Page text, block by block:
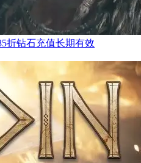
折钻石充值长期有效